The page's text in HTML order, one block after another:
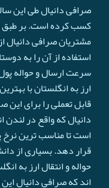
صرافی دانیال طی این
کسب کرده است. بر طبق
مشتریان صرافی دانیال
استفاده از آن را به
سرعت ارسال و حواله پول
ارز به انگلستان با
قابل تعملی را برای
دانیال که واقع در
است تا مناسب ترین نرخ
قرار دهد. بسیاری از
حواله و انتقال ارز به
اند که صرافی دانیال